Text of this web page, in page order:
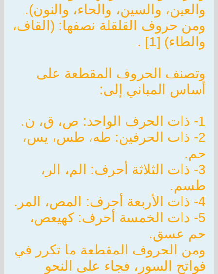
والعين، والسين، والحاء، والنون).
ومن حروف القلقلة نصفها: (القاف،
والطاء) [1] .
وتصنف الحروف المقطعة على
أساس المباني إلى:
1- ذات الحرف الواحد: ص، ق، ن.
2- ذات الحرفين: طه، طس، يس،
حم.
3- ذات الثلاثة أحرف: الم، الر،
طسم.
4- ذات الأربعة أحرف: المص، المر.
5- ذات الخمسة أحرف: كهيعص،
حم عسق.
ومن الحروف المقطعة ما تكرر في
فواتح السور، فجاء على النحو